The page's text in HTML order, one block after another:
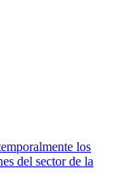
los
del sector de la